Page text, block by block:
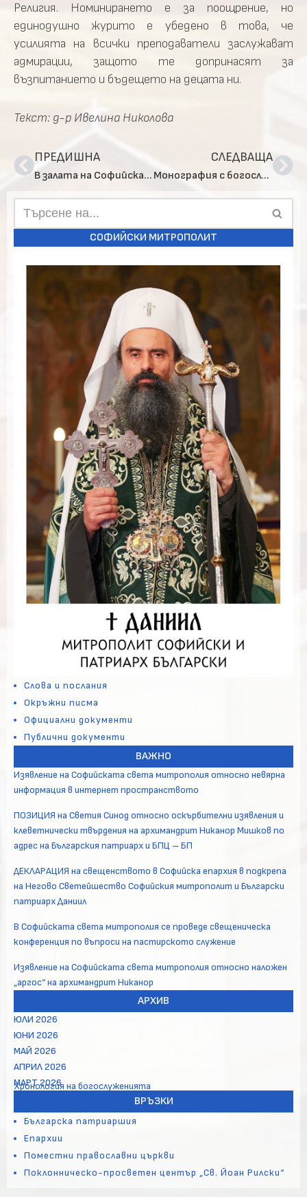
Религия. Номинирането е за поощрение, но
единодушно журито е убедено в това, че
усилията на всички преподаватели заслужават
адмирации, защото те допринасят за
възпитанието и бъдещето на децата ни.
Текст: д-р Ивелина Николова
ПРЕДИШНА
В залата на Софийска митрополия се проведе Областно представяне на религиозното образование за София-град
СЛЕДВАЩА
Монография с богословско изследване на тайнството Евхаристия излезе от печат
СОФИЙСКИ МИТРОПОЛИТ
Слова и послания
Окръжни писма
Официални документи
Публични документи
ВАЖНО
Изявление на Софийската света митрополия относно невярна
информация в интернет пространството
ПОЗИЦИЯ на Светия Синод относно оскърбителни изявления и
клеветнически твърдения на архимандрит Никанор Мишков по
адрес на Българския патриарх и БПЦ – БП
ДЕКЛАРАЦИЯ на свещенството в Софийска епархия в подкрепа
на Негово Светейшество Софийския митрополит и Български
патриарх Даниил
В Софийската света митрополия се проведе свещеническа
конференция по въпроси на пастирското служение
Изявление на Софийската света митрополия относно наложен
„аргос“ на архимандрит Никанор
АРХИВ
ЮЛИ 2026
ЮНИ 2026
МАЙ 2026
АПРИЛ 2026
МАРТ 2026
Хронология на богослуженията
ВРЪЗКИ
Българска патриаршия
Епархии
Поместни православни църкви
Поклонническо-просветен център „Св. Йоан Рилски“